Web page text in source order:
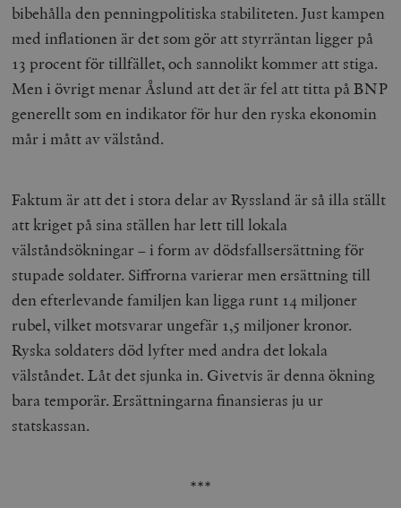
bibehålla den penningpolitiska stabiliteten. Just kampen
med inflationen är det som gör att styrräntan ligger på
13 procent för tillfället, och sannolikt kommer att stiga.
Men i övrigt menar Åslund att det är fel att titta på BNP
generellt som en indikator för hur den ryska ekonomin
mår i mått av välstånd.
Faktum är att det i stora delar av Ryssland är så illa ställt
att kriget på sina ställen har lett till lokala
välståndsökningar – i form av dödsfallsersättning för
stupade soldater. Siffrorna varierar men ersättning till
den efterlevande familjen kan ligga runt 14 miljoner
rubel, vilket motsvarar ungefär 1,5 miljoner kronor.
Ryska soldaters död lyfter med andra det lokala
välståndet. Låt det sjunka in. Givetvis är denna ökning
bara temporär. Ersättningarna finansieras ju ur
statskassan.
***